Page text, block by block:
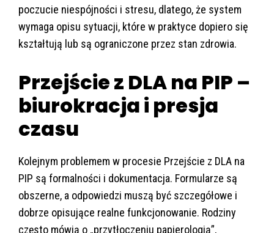
poczucie niespójności i stresu, dlatego, że system
wymaga opisu sytuacji, które w praktyce dopiero się
kształtują lub są ograniczone przez stan zdrowia.
Przejście z DLA na PIP –
biurokracja i presja
czasu
Kolejnym problemem w procesie Przejście z DLA na
PIP są formalności i dokumentacja. Formularze są
obszerne, a odpowiedzi muszą być szczegółowe i
dobrze opisujące realne funkcjonowanie. Rodziny
często mówią o „przytłoczeniu papierologią”,